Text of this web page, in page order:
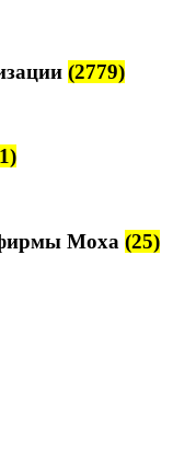
(2779)
Moxa (25)